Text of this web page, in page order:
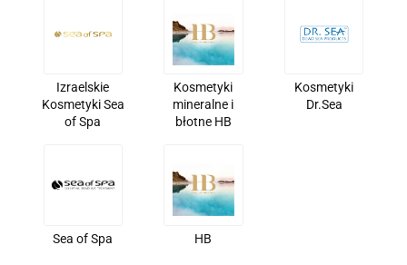
Izraelskie
Kosmetyki Sea
of Spa
Kosmetyki
mineralne i
błotne HB
Kosmetyki
Dr.Sea
Sea of Spa HB